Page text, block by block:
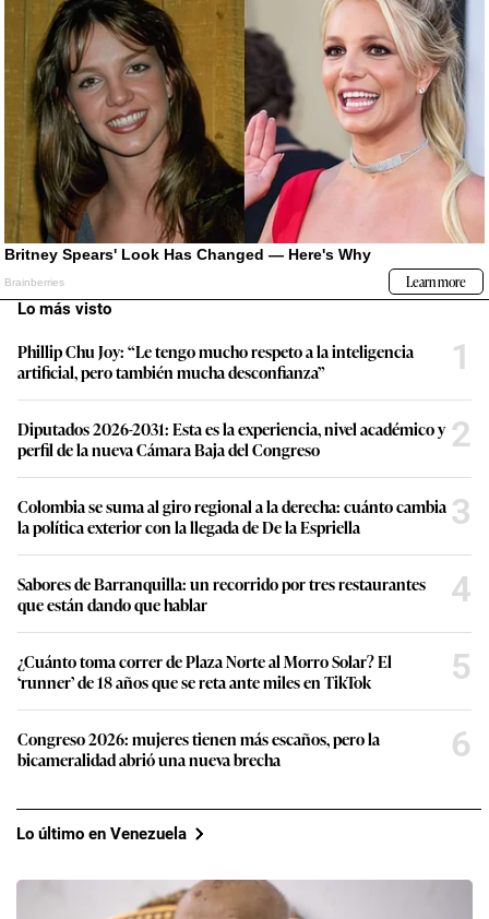
Lo más visto
Phillip Chu Joy: “Le tengo mucho respeto a la inteligencia
artificial, pero también mucha desconfianza”
1
Diputados 2026-2031: Esta es la experiencia, nivel académico y
perfil de la nueva Cámara Baja del Congreso
2
Colombia se suma al giro regional a la derecha: cuánto cambia
la política exterior con la llegada de De la Espriella
3
Sabores de Barranquilla: un recorrido por tres restaurantes
que están dando que hablar
4
¿Cuánto toma correr de Plaza Norte al Morro Solar? El
‘runner’ de 18 años que se reta ante miles en TikTok
5
Congreso 2026: mujeres tienen más escaños, pero la
bicameralidad abrió una nueva brecha
6
Lo último en Venezuela